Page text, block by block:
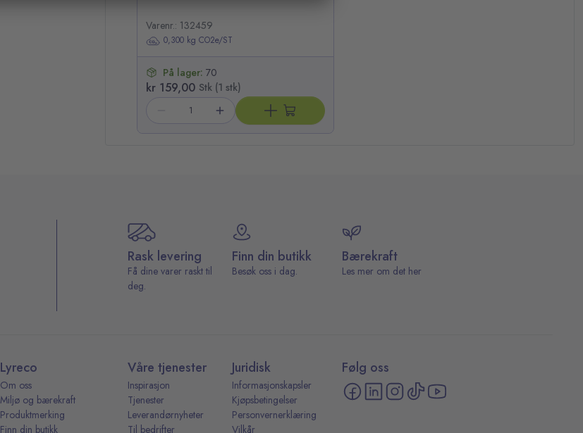
Varenr.: 132459
0,300 kg CO2e/ST
På lager: 70
kr 159,00 Stk (1 stk)
Rask levering
Få dine varer raskt til
deg.
Finn din butikk
Besøk oss i dag.
Bærekraft
Les mer om det her
Lyreco
Om oss
Miljø og bærekraft
Produktmerking
Finn din butikk
Våre tjenester
Inspirasjon
Tjenester
Leverandørnyheter
Til bedrifter
Juridisk
Informasjonskapsler
Kjøpsbetingelser
Personvernerklæring
Vilkår
Følg oss